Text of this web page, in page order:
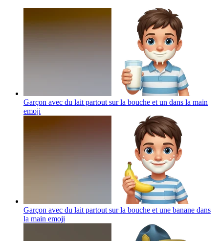
Garçon avec du lait partout sur la bouche et un dans la main
emoji
Garçon avec du lait partout sur la bouche et une banane dans
la main emoji